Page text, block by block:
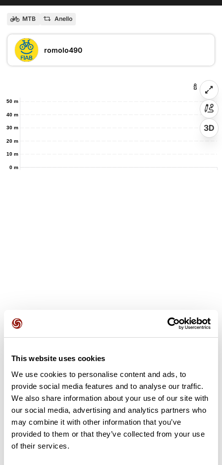
This website uses cookies
We use cookies to personalise content and ads, to
provide social media features and to analyse our traffic.
We also share information about your use of our site with
our social media, advertising and analytics partners who
may combine it with other information that you’ve
provided to them or that they’ve collected from your use
of their services.
MTB Anello
romolo490
0 m
10 m
20 m
30 m
40 m
50 m
3D
Recensioni degli utenti
Questo percorso non contiene ancora alcuna recensione.
L'hai già effettuato? Sii il primo a inviare una recensione!
Aggiungi una recensione